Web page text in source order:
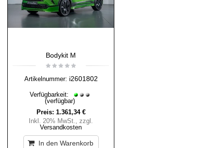
Bodykit M
Artikelnummer: i2601802
Verfügbarkeit:
(verfügbar)
Preis: 1.361,34 €
Inkl. 20% MwSt., zzgl.
Versandkosten
In den Warenkorb